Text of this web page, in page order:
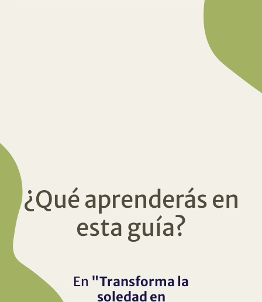
¿Qué aprenderás en
esta guía?
En "Transforma la
soledad en